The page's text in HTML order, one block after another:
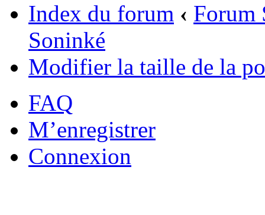
Index du forum ‹ Forum
Soninké
Modifier la taille de la
FAQ
M’enregistrer
Connexion